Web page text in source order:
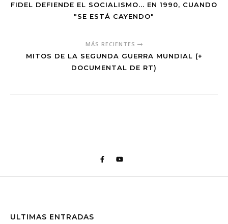
FIDEL DEFIENDE EL SOCIALISMO... EN 1990, CUANDO
"SE ESTÁ CAYENDO"
MÁS RECIENTES
MITOS DE LA SEGUNDA GUERRA MUNDIAL (+
DOCUMENTAL DE RT)
ULTIMAS ENTRADAS